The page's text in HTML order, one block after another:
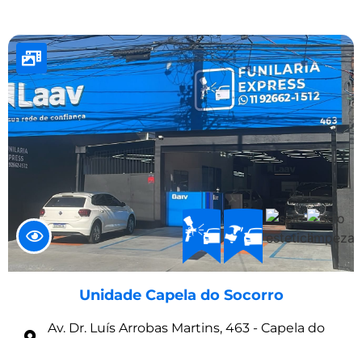
Unidade Capela do Socorro
Av. Dr. Luís Arrobas Martins, 463 - Capela do